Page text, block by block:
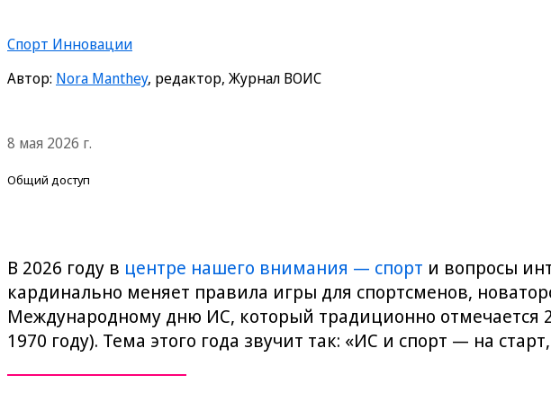
Спорт Инновации
Автор: Nora Manthey, редактор, Журнал ВОИС
8 мая 2026 г.
Общий доступ
В 2026 году в центре нашего внимания — спорт и вопросы
кардинально меняет правила игры для спортсменов,
Международному дню ИС, который традиционно отмечается
1970 году). Тема этого года звучит так: «ИС и спорт — на